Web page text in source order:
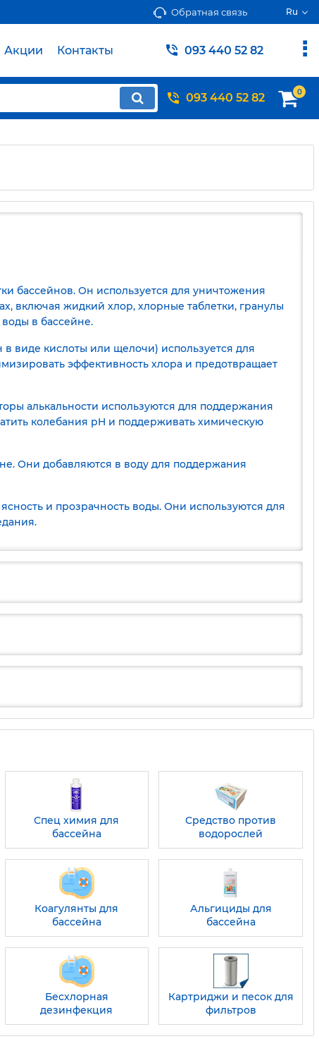
Обратная связь Ru
Акции Контакты 093 440 52 82
093 440 52 82 0
бассейнов. Он используется для уничтожения
включая жидкий хлор, хлорные таблетки, гранулы
в бассейне.
виде кислоты или щелочи) используется для
эффективность хлора и предотвращает
алькальности используются для поддержания
колебания pH и поддерживать химическую
Они добавляются в воду для поддержания
и прозрачность воды. Они используются для
Спец химия для
бассейна
Средство против
водорослей
Коагулянты для
бассейна
Альгициды для
бассейна
Бесхлорная
дезинфекция
Картриджи и песок для
фильтров